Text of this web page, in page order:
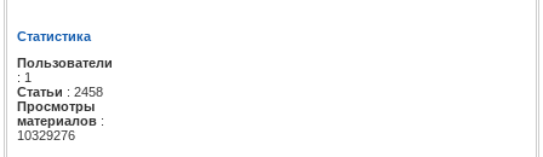
Статистика
Пользователи
: 1
Статьи : 2458
Просмотры
материалов :
10329276